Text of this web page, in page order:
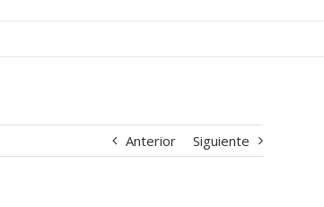
Anterior Siguiente